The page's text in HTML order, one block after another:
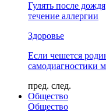
Гулять после
течение аллергии
Здоровье
Если чешется
самодиагностики
пред. след.
Общество
Общество